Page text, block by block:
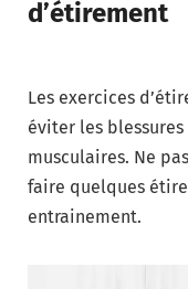
d’étirement
Les exercices
éviter les
musculaires. Ne
faire quelques
entrainement.